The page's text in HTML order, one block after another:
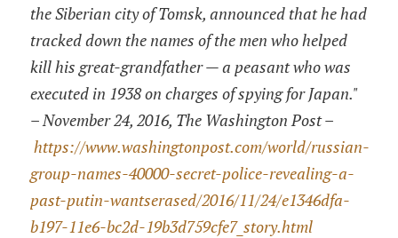
the Siberian city of Tomsk, announced that he had
tracked down the names of the men who helped
kill his great-grandfather — a peasant who was
executed in 1938 on charges of spying for Japan."
– November 24, 2016, The Washington Post –
https://www.washingtonpost.com/world/russian-
group-names-40000-secret-police-revealing-a-
past-putin-wantserased/2016/11/24/e1346dfa-
b197-11e6-bc2d-19b3d759cfe7_story.html